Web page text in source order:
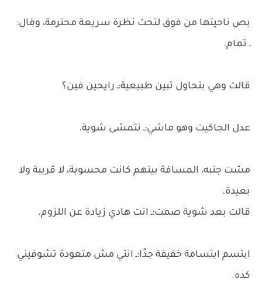
بص ناحيتها من فوق لتحت نظرة سريعة محترمة، وقال:
ـ تمام.
قالت وهي بتحاول تبين طبيعية:ـ رايحين فين؟
عدل الجاكيت وهو ماشي:ـ نتمشى شوية.
مشت جنبه، المسافة بينهم كانت محسوبة، لا قريبة ولا
بعيدة.
قالت بعد شوية صمت:ـ انت هادي زيادة عن اللزوم.
ابتسم ابتسامة خفيفة جدًا:ـ انتي مش متعودة تشوفيني
كده.